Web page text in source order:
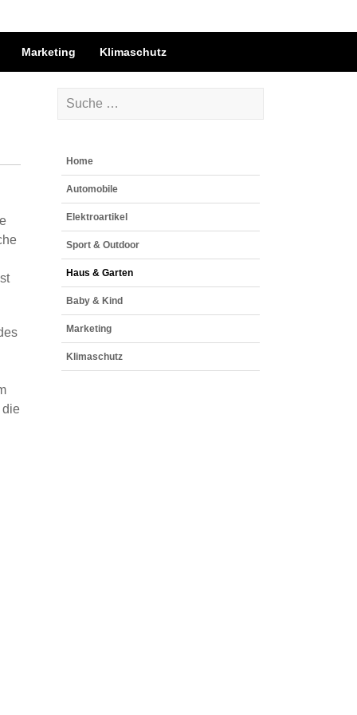
Marketing Klimaschutz
die
Home
Automobile
Elektroartikel
Sport & Outdoor
Haus & Garten
Baby & Kind
Marketing
Klimaschutz